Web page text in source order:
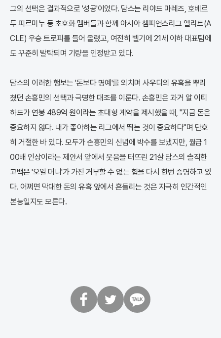
그의 선택은 결과적으로 '성공'이었다. 담스는 리야드 마레즈, 호베르
투 피르미누 등 초호화 멤버들과 함께 아시아 챔피언스리그 엘리트(A
CLE) 우승 트로피를 들어 올렸고, 여전히 벨기에 21세 이하 대표팀에
도 꾸준히 발탁되며 기량을 인정받고 있다.
담스의 이러한 행보는 '돈보다 명예'를 외치며 사우디의 유혹을 뿌리
쳤던 손흥민의 선택과 극명한 대조를 이룬다. 손흥민은 과거 알 이티
하드가 연봉 489억 원이라는 초대형 계약을 제시했을 때, "지금 돈은
중요하지 않다. 내가 좋아하는 리그에서 뛰는 것이 중요하다"며 단호
히 거절한 바 있다. 모두가 손흥민의 신념에 박수를 보냈지만, 월급 1
00배 인상이라는 제안서 앞에서 웃음을 터뜨린 21살 담스의 솔직한
고백은 '오일 머니'가 가진 거부할 수 없는 힘을 다시 한번 증명하고 있
다. 어쩌면 막대한 돈의 유혹 앞에서 흔들리는 것은 지극히 인간적인
본능일지도 모른다.